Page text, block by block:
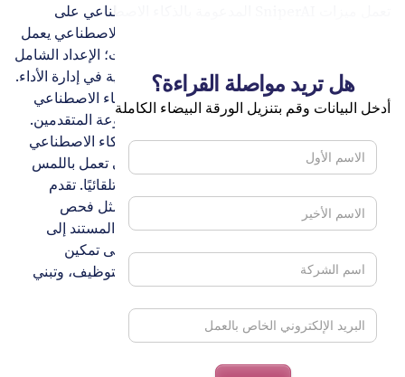
تعمل ميزات SniperAI المدعومة بالذكاء الاصطناعي على
تبسيط إدارة المواهب: التوظيف المعزز بالذكاء الاصطناعي يعمل
على أتمتة عمليات الفحص والمقابلات والتقييمات؛ الإعداد الشامل
يدمج الموظفين بسلاسة؛ تساعد التحليلات التنبؤية في إدارة الأداء.
يعمل موقع التوظيف الديناميكي القائم على الذكاء الاصطناعي
على تحسين صورة العلامة التجارية وجودة مجموعة المتقدمين.
يزيل Auto JD Creator التوليدي الذي يدعم الذكاء الاصطناعي
التحيز في وصف الوظائف. تعمل تقنية RPA التي تعمل باللمس
على LinkedIn على تشغيل مصادر المرشحين تلقائيًا. تقدم
SniperAI ميزات الذكاء الاصطناعي الأساسية مثل فحص
المرشحين وجدولة المقابلات الآلية ودعم القرار المستند إلى
البيانات. في العصر الرقمي، تعمل SniperAI على تمكين
الشركات الصغيرة والمتوسطة من التفوق في التوظيف، وتبني
إمكانات الذكاء الاصطناعي للنمو والكفاءة.
هل تريد مواصلة القراءة؟
أدخل البيانات وقم بتنزيل الورقة البيضاء الكاملة